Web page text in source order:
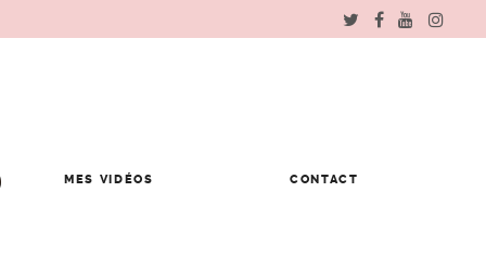
MES VIDÉOS CONTACT